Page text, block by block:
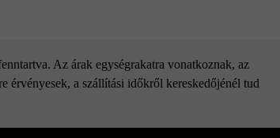
Az árak egységrakatra vonatkoznak, az
érvényesek, a szállítási időkről kereskedőjénél tud